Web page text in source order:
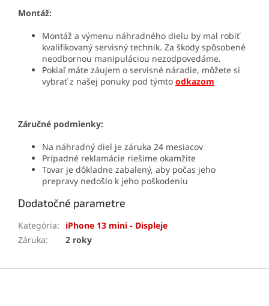
Montáž:
Montáž a výmenu náhradného dielu by mal robiť
kvalifikovaný servisný technik. Za škody spôsobené
neodbornou manipuláciou nezodpovedáme.
Pokiaľ máte záujem o servisné náradie, môžete si
vybrať z našej ponuky pod týmto odkazom
Záručné podmienky:
Na náhradný diel je záruka 24 mesiacov
Prípadné reklamácie riešime okamžite
Tovar je dôkladne zabalený, aby počas jeho
prepravy nedošlo k jeho poškodeniu
Dodatočné parametre
Kategória:
iPhone 13 mini - Displeje
Záruka: 2 roky